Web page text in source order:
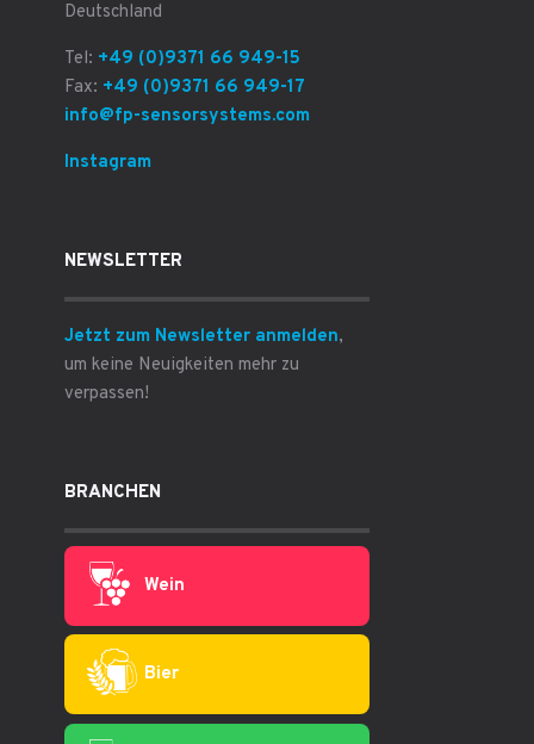
Deutschland
Tel: +49 (0)9371 66 949-15
Fax: +49 (0)9371 66 949-17
info@fp-sensorsystems.com
Instagram
NEWSLETTER
Jetzt zum Newsletter anmelden,
um keine Neuigkeiten mehr zu
verpassen!
BRANCHEN
Wein
Bier